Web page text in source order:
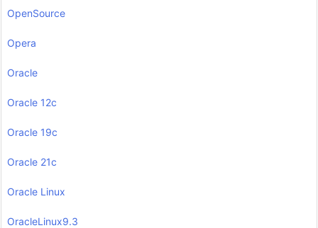
OpenSource
Opera
Oracle
Oracle 12c
Oracle 19c
Oracle 21c
Oracle Linux
OracleLinux9.3